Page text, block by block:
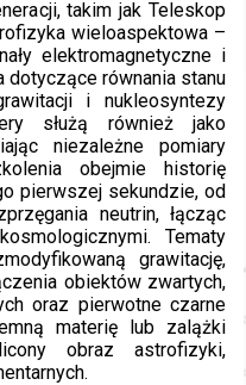
takim jak Teleskop
wieloaspektowa –
elektromagnetyczne i
dotyczące równania stanu
i nukleosyntezy
służą również jako
niezależne pomiary
obejmie historię
pierwszej sekundzie, od
neutrin, łącząc
Tematy
grawitację,
obiektów zwartych,
oraz pierwotne czarne
materię lub zalążki
obraz astrofizyki,